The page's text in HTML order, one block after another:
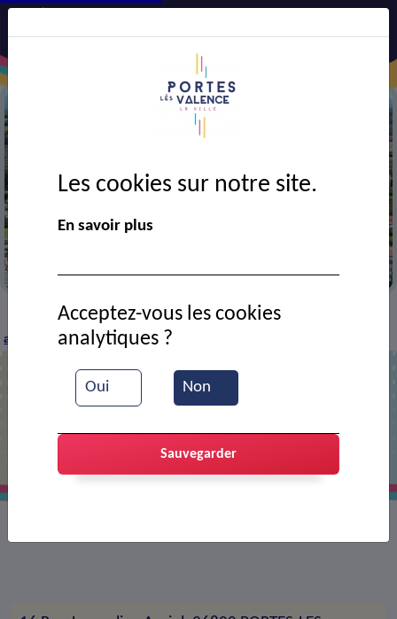
> CADRE DE VIE > Economie >Entreprises et
artisans
>ZERI DRIVER
Les cookies sur notre site.
En savoir plus
Oui Non
Acceptez-vous les cookies
analytiques ?
Sauvegarder